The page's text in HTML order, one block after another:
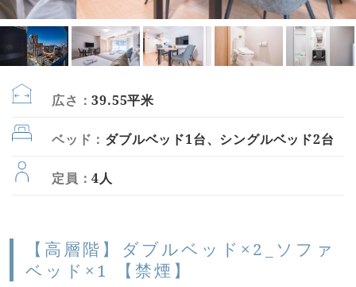
広さ：39.55平米
ベッド： ダブルベッド1台、シングルベッド2台
定員：4人
【高層階】ダブルベッド×2_ソファ
ベッド×1 【禁煙】